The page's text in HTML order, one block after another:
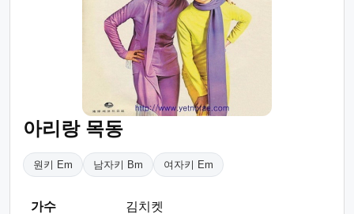
아리랑 목동
원키 Em 남자키 Bm 여자키 Em
가수 김치켓